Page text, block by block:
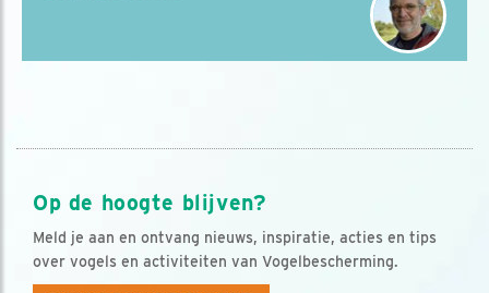
Op de hoogte blijven?
Meld je aan en ontvang nieuws, inspiratie, acties en tips
over vogels en activiteiten van Vogelbescherming.